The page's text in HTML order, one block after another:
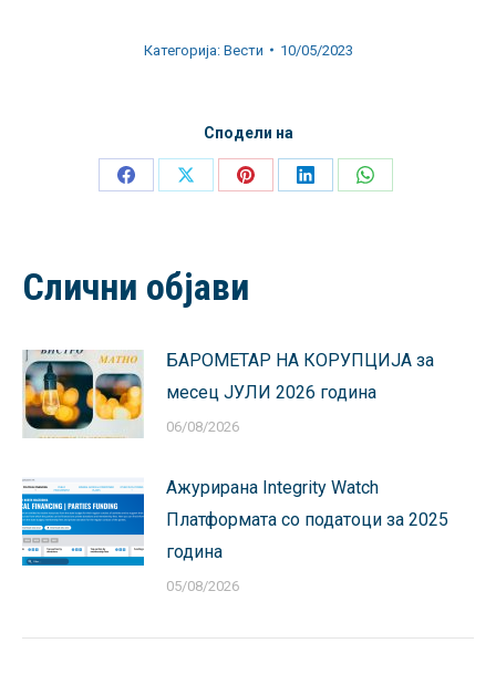
Категорија: Вести 10/05/2023
Сподели на
Share
Share
Share
Share
Share
Слични објави
БАРОМЕТАР НА КОРУПЦИЈА за
месец ЈУЛИ 2026 година
06/08/2026
Ажурирана Integrity Watch
Платформата со податоци за 2025
година
05/08/2026